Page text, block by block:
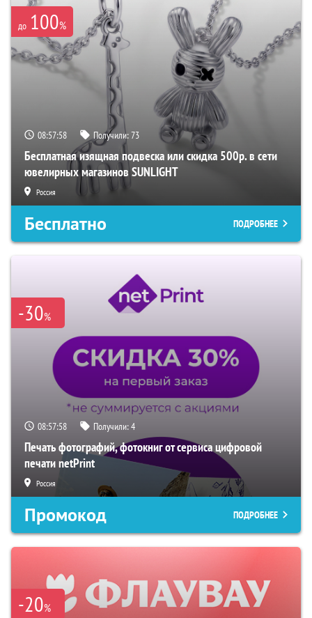
до 100%
08:57:57 Получили:73
Бесплатная изящная подвеска или скидка 500р. в сети
ювелирных магазинов SUNLIGHT
Россия
Бесплатно ПОДРОБНЕЕ
-30%
08:57:57 Получили:4
Печать фотографий, фотокниг от сервиса цифровой
печати netPrint
Россия
Промокод ПОДРОБНЕЕ
-20%